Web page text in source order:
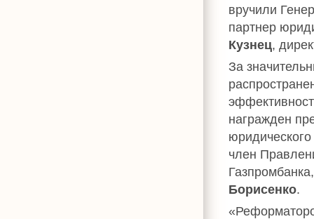
вручили
партнер
Кузнец,
За
награжден
член
Борисенко.